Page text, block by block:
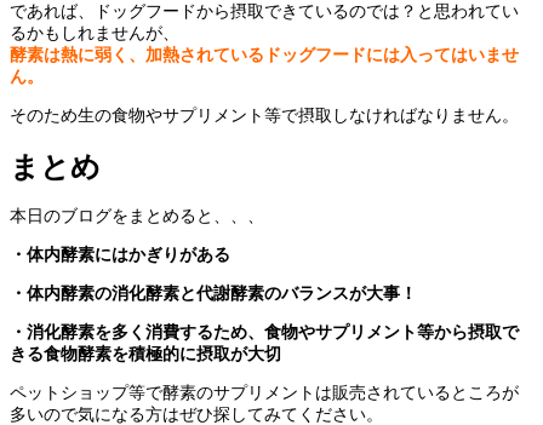
であれば、ドッグフードから摂取できているのでは？と思われてい
るかもしれませんが、
酵素は熱に弱く、加熱されているドッグフードには入ってはいませ
ん。
そのため生の食物やサプリメント等で摂取しなければなりません。
まとめ
本日のブログをまとめると、、、
・体内酵素にはかぎりがある
・体内酵素の消化酵素と代謝酵素のバランスが大事！
・消化酵素を多く消費するため、食物やサプリメント等から摂取で
きる食物酵素を積極的に摂取が大切
ペットショップ等で酵素のサプリメントは販売されているところが
多いので気になる方はぜひ探してみてください。